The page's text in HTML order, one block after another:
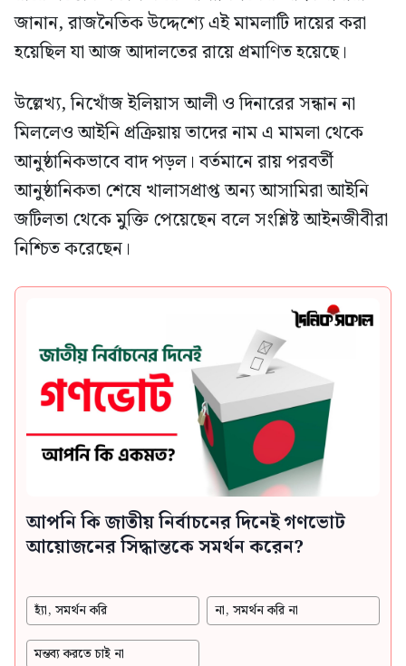
জানান, রাজনৈতিক উদ্দেশ্যে এই মামলাটি দায়ের করা
হয়েছিল যা আজ আদালতের রায়ে প্রমাণিত হয়েছে।
উল্লেখ্য, নিখোঁজ ইলিয়াস আলী ও দিনারের সন্ধান না
মিললেও আইনি প্রক্রিয়ায় তাদের নাম এ মামলা থেকে
আনুষ্ঠানিকভাবে বাদ পড়ল। বর্তমানে রায় পরবর্তী
আনুষ্ঠানিকতা শেষে খালাসপ্রাপ্ত অন্য আসামিরা আইনি
জটিলতা থেকে মুক্তি পেয়েছেন বলে সংশ্লিষ্ট আইনজীবীরা
নিশ্চিত করেছেন।
আপনি কি জাতীয় নির্বাচনের দিনেই গণভোট
আয়োজনের সিদ্ধান্তকে সমর্থন করেন?
হ্যাঁ, সমর্থন করি না, সমর্থন করি না
মন্তব্য করতে চাই না